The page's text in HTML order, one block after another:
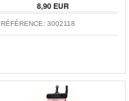
8,90EUR
RÉFÉRENCE: 3002118